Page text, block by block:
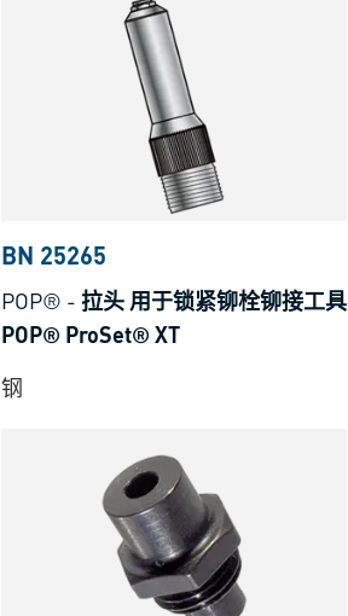
BN 25265
POP® - 拉头 用于锁紧铆栓铆接工具
POP® ProSet® XT
钢